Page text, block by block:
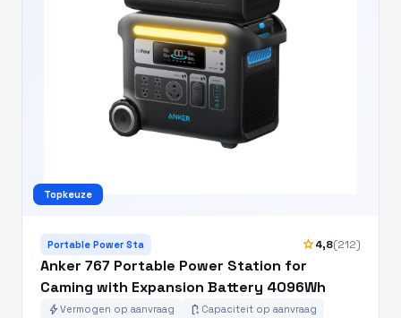
Topkeuze
Portable Power Sta star4,8(212)
Anker 767 Portable Power Station for
Caming with Expansion Battery 4096Wh
boltVermogen op aanvraag battery_charging_full Capaciteit op aanvraag